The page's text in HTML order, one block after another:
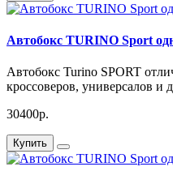
Автобокс TURINO Sport
Автобокс Turino SPORT
кроссоверов, универсалов и
30400р.
Купить